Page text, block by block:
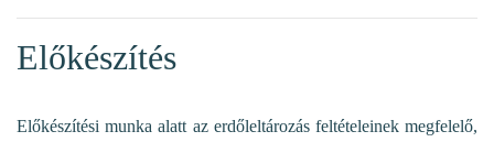
Előkészítés
Előkészítési munka alatt az erdőleltározás feltételeinek megfelelő,